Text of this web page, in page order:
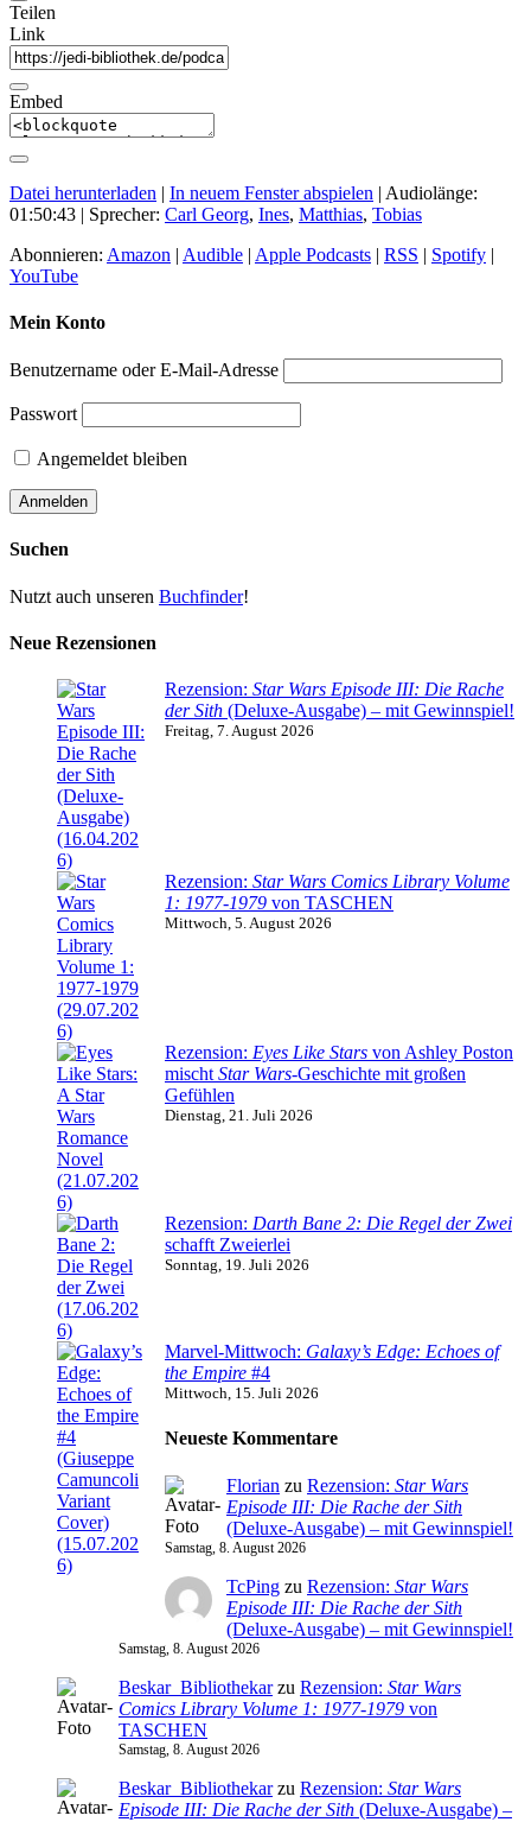
Teilen
Link
Embed
Datei herunterladen | In neuem Fenster abspielen | Audiolänge:
01:50:43 | Sprecher: Carl Georg, Ines, Matthias, Tobias
Abonnieren: Amazon | Audible | Apple Podcasts | RSS | Spotify |
YouTube
Mein Konto
Benutzername oder E-Mail-Adresse
Passwort
Angemeldet bleiben
Suchen
Nutzt auch unseren Buchfinder!
Neue Rezensionen
Rezension: Star Wars Episode III: Die Rache
der Sith (Deluxe-Ausgabe) – mit Gewinnspiel!
Freitag, 7. August 2026
Rezension: Star Wars Comics Library Volume
1: 1977-1979 von TASCHEN
Mittwoch, 5. August 2026
Rezension: Eyes Like Stars von Ashley Poston
mischt Star Wars-Geschichte mit großen
Gefühlen
Dienstag, 21. Juli 2026
Rezension: Darth Bane 2: Die Regel der Zwei
schafft Zweierlei
Sonntag, 19. Juli 2026
Marvel-Mittwoch: Galaxy’s Edge: Echoes of
the Empire #4
Mittwoch, 15. Juli 2026
Neueste Kommentare
Florian zu Rezension: Star Wars
Episode III: Die Rache der Sith
(Deluxe-Ausgabe) – mit Gewinnspiel!
Samstag, 8. August 2026
TcPing zu Rezension: Star Wars
Episode III: Die Rache der Sith
(Deluxe-Ausgabe) – mit Gewinnspiel!
Samstag, 8. August 2026
Beskar_Bibliothekarzu Rezension: Star Wars
Comics Library Volume 1: 1977-1979 von
TASCHEN
Samstag, 8. August 2026
Beskar_Bibliothekarzu Rezension: Star Wars
Episode III: Die Rache der Sith (Deluxe-Ausgabe) –